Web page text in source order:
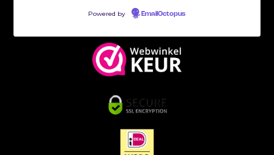
Powered by EmailOctopus